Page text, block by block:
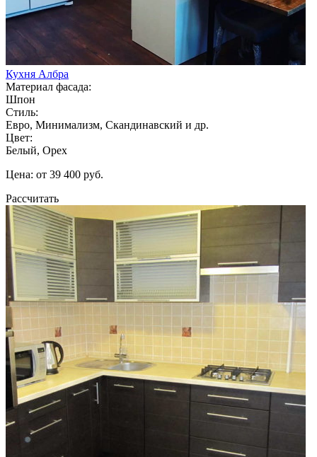
Кухня Албра
Материал фасада:
Шпон
Стиль:
Евро, Минимализм, Скандинавский и др.
Цвет:
Белый, Орех
Цена: от 39 400 руб.
Рассчитать